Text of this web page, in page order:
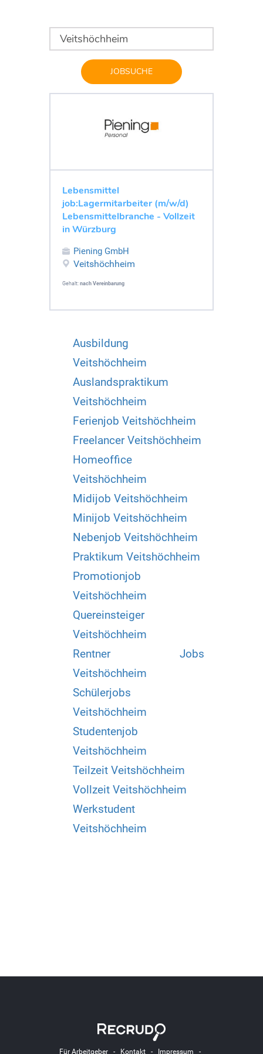
JOBSUCHE
Lebensmittel
job:Lagermitarbeiter (m/w/d)
Lebensmittelbranche - Vollzeit
in Würzburg
Piening GmbH
Veitshöchheim
Gehalt: nach Vereinbarung
Ausbildung
Veitshöchheim
Auslandspraktikum
Veitshöchheim
Ferienjob Veitshöchheim
Freelancer Veitshöchheim
Homeoffice
Veitshöchheim
Midijob Veitshöchheim
Minijob Veitshöchheim
Nebenjob Veitshöchheim
Praktikum Veitshöchheim
Promotionjob
Veitshöchheim
Quereinsteiger
Veitshöchheim
Rentner Jobs
Veitshöchheim
Schülerjobs
Veitshöchheim
Studentenjob
Veitshöchheim
Teilzeit Veitshöchheim
Vollzeit Veitshöchheim
Werkstudent
Veitshöchheim
Für Arbeitgeber- Kontakt- Impressum -